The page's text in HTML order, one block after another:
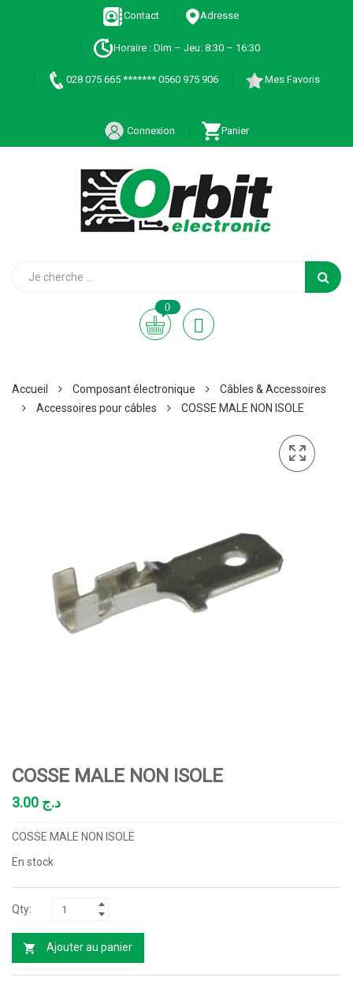
Contact Adresse
Horaire : Dim – Jeu: 8:30 – 16:30
028 075 665 ******* 0560 975 906 Mes Favoris
Connexion Panier
0
Accueil Composant électronique
Câbles & Accessoires
Accessoires pour câbles
COSSE MALE NON ISOLE
COSSE MALE NON ISOLE
د.ج
COSSE MALE NON ISOLE
En stock
Ajouter au panier